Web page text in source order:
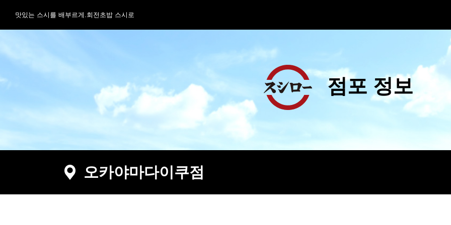
맛있는 스시를 배부르게.회전초밥 스시로
점포 정보
오카야마다이쿠점